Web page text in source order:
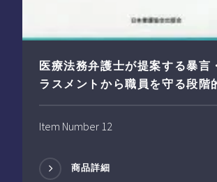
医療法務弁護士が提案する暴言
ラスメントから職員を守る段階
Item Number 12
商品詳細